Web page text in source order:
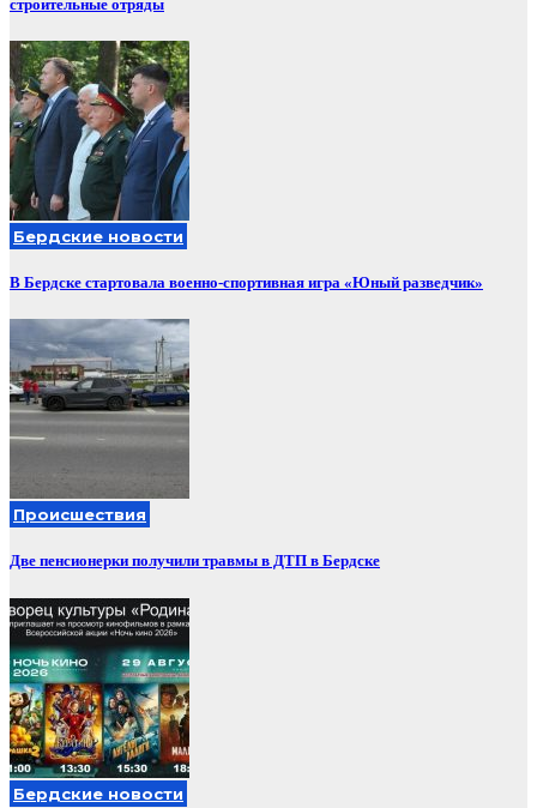
строительные отряды
Бердские новости
В Бердске стартовала военно-спортивная игра «Юный разведчик»
Происшествия
Две пенсионерки получили травмы в ДТП в Бердске
Бердские новости